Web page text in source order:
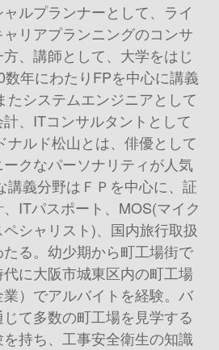
ルプランナーとして、ライ
リアプランニングのコンサ
、講師として、大学をはじ
年にわたりFPを中心に講義
たシステムエンジニアとして
、ITコンサルタントとして
ナルド松山とは、俳優として
クなパーソナリティが人気
講義分野はＦＰを中心に、証
ITパスポート、MOS(マイク
シャリスト)、国内旅行取扱
る。幼少期から町工場街で
に大阪市城東区内の町工場
業）でアルバイトを経験。バ
て多数の町工場を見学する
持ち、工事安全衛生の知識